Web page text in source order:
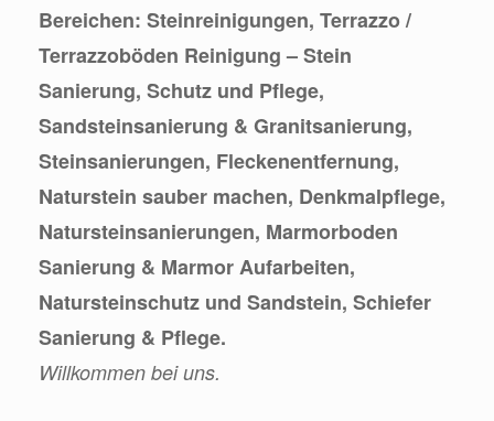
Bereichen: Steinreinigungen, Terrazzo /
Terrazzoböden Reinigung – Stein
Sanierung, Schutz und Pflege,
Sandsteinsanierung & Granitsanierung,
Steinsanierungen, Fleckenentfernung,
Naturstein sauber machen, Denkmalpflege,
Natursteinsanierungen, Marmorboden
Sanierung & Marmor Aufarbeiten,
Natursteinschutz und Sandstein, Schiefer
Sanierung & Pflege.
Willkommen bei uns.